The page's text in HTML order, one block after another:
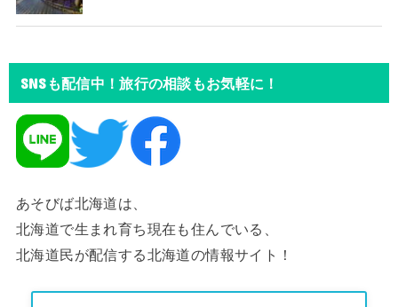
SNSも配信中！旅行の相談もお気軽に！
あそびば北海道は、
北海道で生まれ育ち現在も住んでいる、
北海道民が配信する北海道の情報サイト！